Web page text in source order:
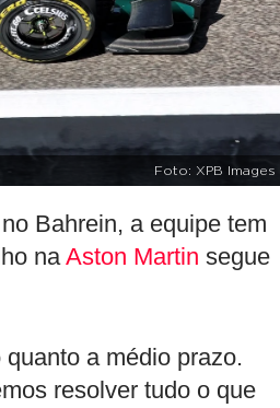
Foto: XPB Images
Bahrein, a equipe tem
naAston Martin segue
a médio prazo.
resolver tudo o que